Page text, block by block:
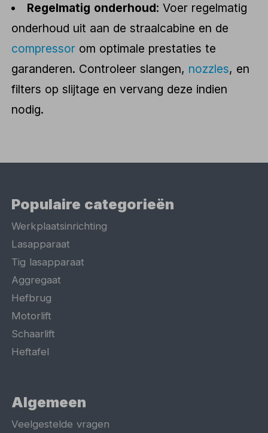
Regelmatig onderhoud: Voer regelmatig
onderhoud uit aan de straalcabine en de
compressor om optimale prestaties te
garanderen. Controleer slangen, nozzles, en
filters op slijtage en vervang deze indien
nodig.
Populaire categorieën
Werkplaatsinrichting
Lasapparaat
Tig lasapparaat
Aggregaat
Hefbrug
Motorlift
Schaarlift
Heftafel
Algemeen
Veelgestelde vragen